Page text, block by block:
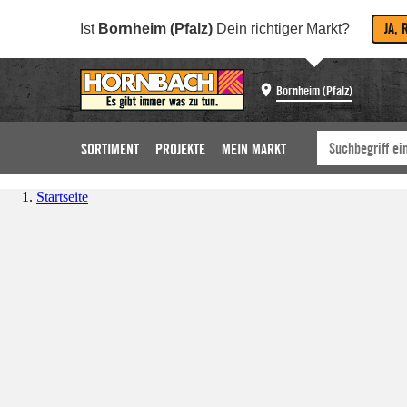
Ist Bornheim (Pfalz) Dein richtiger Markt? JA,
Bornheim (Pfalz)
SORTIMENT PROJEKTE MEIN MARKT
Startseite